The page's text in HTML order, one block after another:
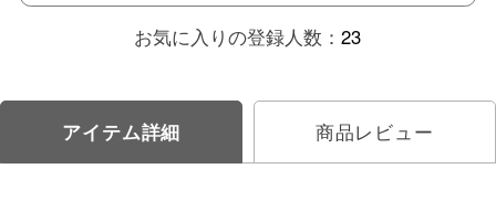
お気に入りの登録人数：23
アイテム詳細 商品レビュー